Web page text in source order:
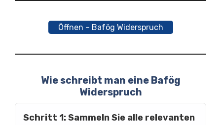
Öffnen – Bafög Widerspruch
Wie schreibt man eine Bafög
Widerspruch
Schritt 1: Sammeln Sie alle relevanten